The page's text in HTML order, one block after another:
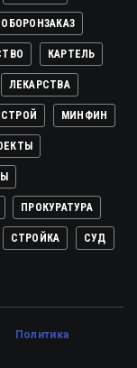
КАРТЕЛЬ
ЛЕКАРСТВА
МИНФИН
ПРОКУРАТУРА
СТРОЙКА СУД
Политика